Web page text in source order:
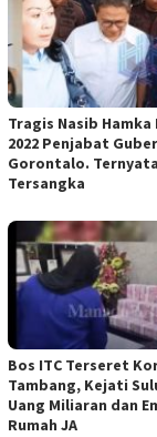
Tragis Nasib Hamka
2022 Penjabat
Gorontalo. Ternyata
Tersangka
Bos ITC Terseret
Tambang, Kejati
Uang Miliaran dan
Rumah JA